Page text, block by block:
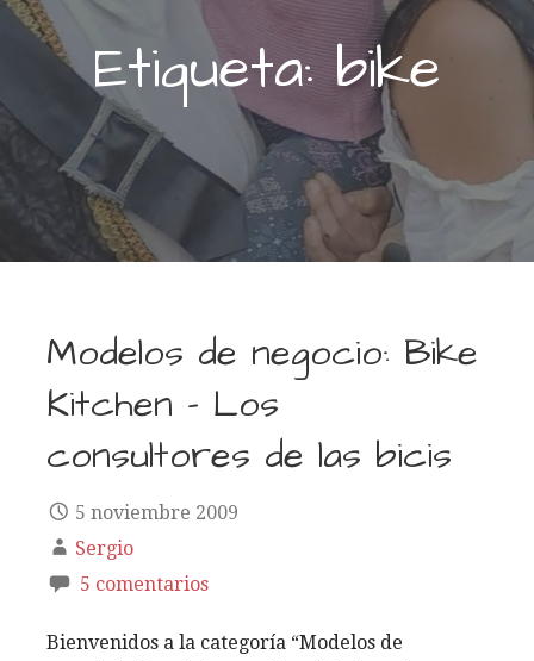
Etiqueta: bike
Modelos de negocio: Bike
Kitchen – Los
consultores de las bicis
5 noviembre 2009
Sergio
5 comentarios
Bienvenidos a la categoría “Modelos de